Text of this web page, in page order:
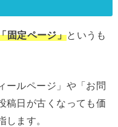
固定ページ」というも
ールページ」や「お問
稿日が古くなっても価
ます。